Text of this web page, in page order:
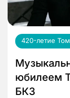
420-летие
юбилеем
БКЗ